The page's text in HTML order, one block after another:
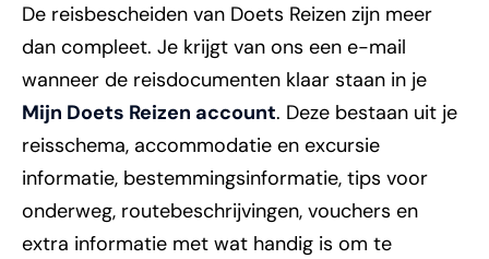
De reisbescheiden van Doets Reizen zijn meer
dan compleet. Je krijgt van ons een e-mail
wanneer de reisdocumenten klaar staan in je
Mijn Doets Reizen account. Deze bestaan uit je
reisschema, accommodatie en excursie
informatie, bestemmingsinformatie, tips voor
onderweg, routebeschrijvingen, vouchers en
extra informatie met wat handig is om te